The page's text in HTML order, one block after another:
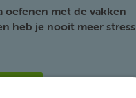
oefenen met de vakken
heb je nooit meer stress